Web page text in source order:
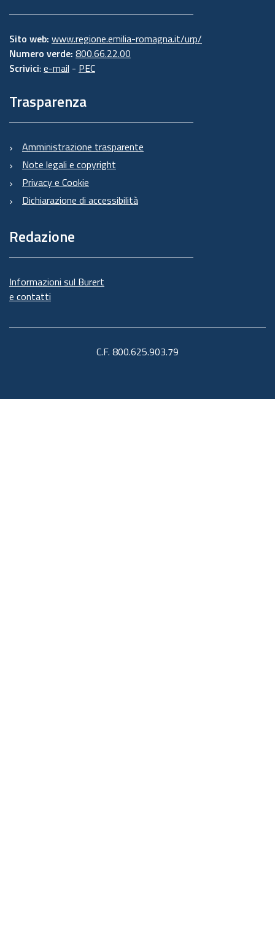
Sito web: www.regione.emilia-romagna.it/urp/
Numero verde: 800.66.22.00
Scrivici: e-mail - PEC
Trasparenza
Amministrazione trasparente
Note legali e copyright
Privacy e Cookie
Dichiarazione di accessibilità
Redazione
Informazioni sul Burert
e contatti
C.F. 800.625.903.79